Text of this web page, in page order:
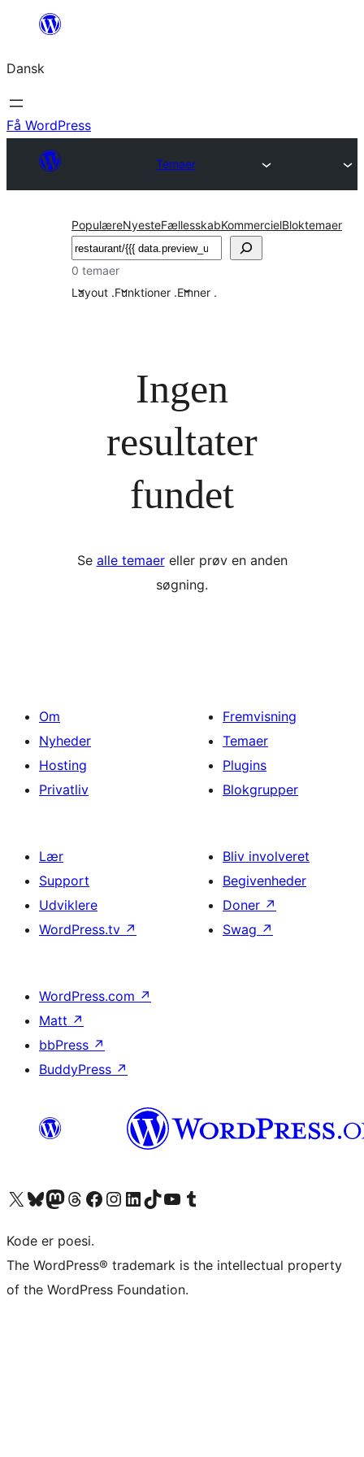
Spring
indhold
Dansk
Få WordPress
Temaer
PopulæreNyesteFællesskabKommercielBloktemaer
Søg
0 temaer
Layout .Funktioner .Emner .
Ingen
resultater
fundet
Se alle temaereller prøv en anden
søgning.
Om
Nyheder
Hosting
Privatliv
Fremvisning
Temaer
Plugins
Blokgrupper
Lær
Support
Udviklere
WordPress.tv ↗
Bliv involveret
Begivenheder
Doner ↗
Swag ↗
WordPress.com ↗
Matt ↗
bbPress ↗
BuddyPress ↗
Besøg vores X (tidligere Twitter) konto
Besøg vores Bluesky-konto
Besøg vores Mastodon konto
Besøg vores Threads-konto
Besøg vores Facebook sideBesøg vores Instagram konto
Besøg vores LinkedIn konto
Besøg vores TikTok-konto
Besøg vores YouTube-kanalBesøg vores Tumblr-konto
Kode er poesi.
The WordPress® trademark is the intellectual property
of the WordPress Foundation.